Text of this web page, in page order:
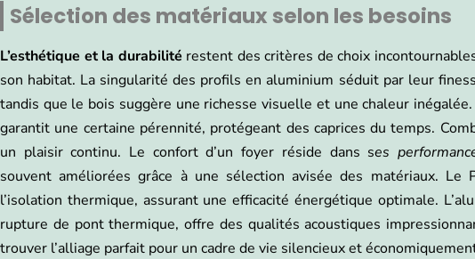
Sélection des matériaux selon les besoins
L’esthétique et la durabilité restent des critères de choix
son habitat. La singularité des profils en aluminium séduit par leur
tandis que le bois suggère une richesse visuelle et une chaleur
garantit une certaine pérennité, protégeant des caprices du temps.
un plaisir continu. Le confort d’un foyer réside dans ses
souvent améliorées grâce à une sélection avisée des matériaux.
l’isolation thermique, assurant une efficacité énergétique optimale.
rupture de pont thermique, offre des qualités acoustiques
trouver l’alliage parfait pour un cadre de vie silencieux et